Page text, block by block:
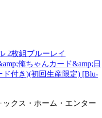
2枚組ブルーレイ
俺ちゃんカード&amp;日
付き)(初回生産限定) [Blu-
クス・ホーム・エンター